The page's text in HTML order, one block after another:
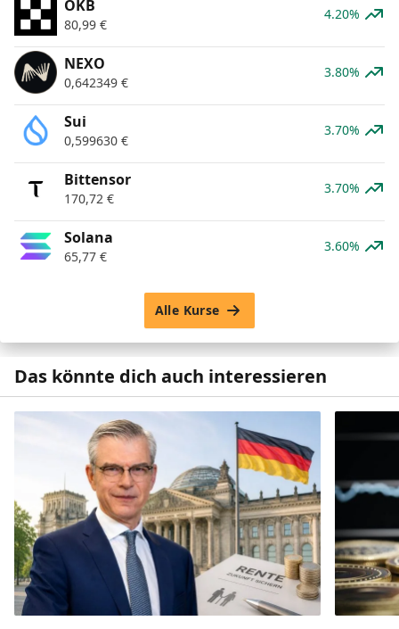
OKB
80,99 €
4.20%
NEXO
0,642349 €
3.80%
Sui
0,599630 €
3.70%
Bittensor
170,72 €
3.70%
Solana
65,77 €
3.60%
Alle Kurse
Das könnte dich auch interessieren